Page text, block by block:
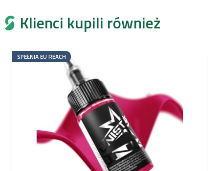
Klienci kupili również
SPEŁNIA EU REACH